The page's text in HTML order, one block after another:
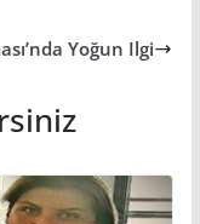
Yoğun Ilgi